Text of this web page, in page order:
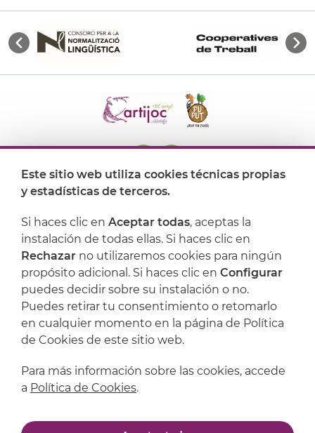
Dónde encontrarnos
Artijoc
Soporte
Este sitio web utiliza cookies técnicas propias
y estadísticas de terceros.
Si haces clic en Aceptar todas, aceptas la
instalación de todas ellas. Si haces clic en
Rechazar no utilizaremos cookies para ningún
propósito adicional. Si haces clic en Configurar
puedes decidir sobre su instalación o no.
Puedes retirar tu consentimiento o retomarlo
en cualquier momento en la página de Política
de Cookies de este sitio web.
Para más información sobre las cookies, accede
a Política de Cookies.